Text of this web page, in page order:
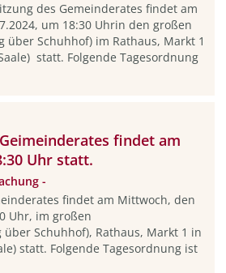
des Gemeinderates findet am
um 18:30 Uhrin den großen
über Schuhhof) im Rathaus, Markt 1
statt. Folgende Tagesordnung
findet am
Uhr statt.
-
findet am Mittwoch, den
Uhr, im großen
über Schuhhof), Rathaus, Markt 1 in
statt. Folgende Tagesordnung ist